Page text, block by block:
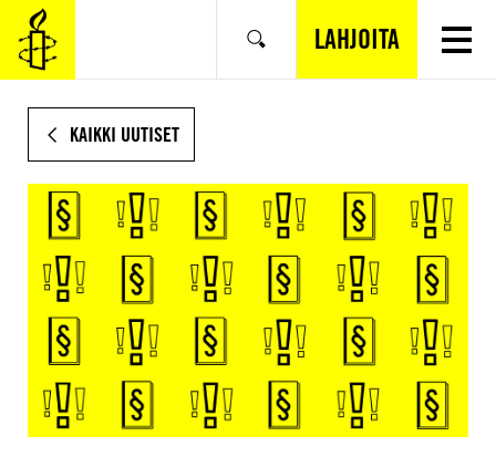
SIIRRY
VARSINAISEEN
SISÄLTÖÖN
Hae LAHJOITA
KAIKKI UUTISET